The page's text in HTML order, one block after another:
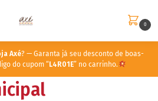
0
Axé? — Garanta já seu desconto de boas-
do cupom “ L4R01E” no carrinho.